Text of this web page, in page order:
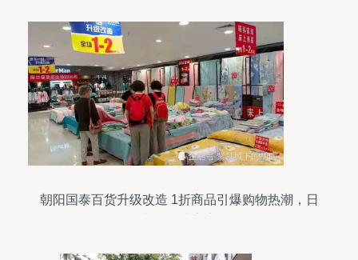
朝阳国泰百货升级改造 1折商品引爆购物热潮，日